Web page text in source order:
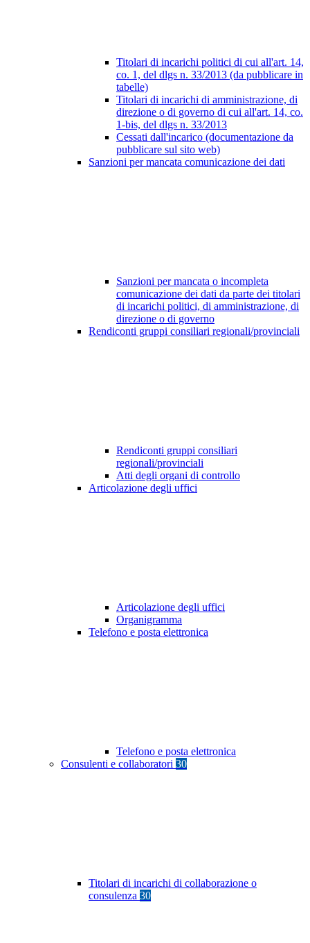
Titolari di incarichi politici di cui all'art. 14,
co. 1, del dlgs n. 33/2013 (da pubblicare in
tabelle)
Titolari di incarichi di amministrazione, di
direzione o di governo di cui all'art. 14, co.
1-bis, del dlgs n. 33/2013
Cessati dall'incarico (documentazione da
pubblicare sul sito web)
Sanzioni per mancata comunicazione dei dati
Sanzioni per mancata o incompleta
comunicazione dei dati da parte dei titolari
di incarichi politici, di amministrazione, di
direzione o di governo
Rendiconti gruppi consiliari regionali/provinciali
Rendiconti gruppi consiliari
regionali/provinciali
Atti degli organi di controllo
Articolazione degli uffici
Articolazione degli uffici
Organigramma
Telefono e posta elettronica
Telefono e posta elettronica
Consulenti e collaboratori 30
Titolari di incarichi di collaborazione o
consulenza 30